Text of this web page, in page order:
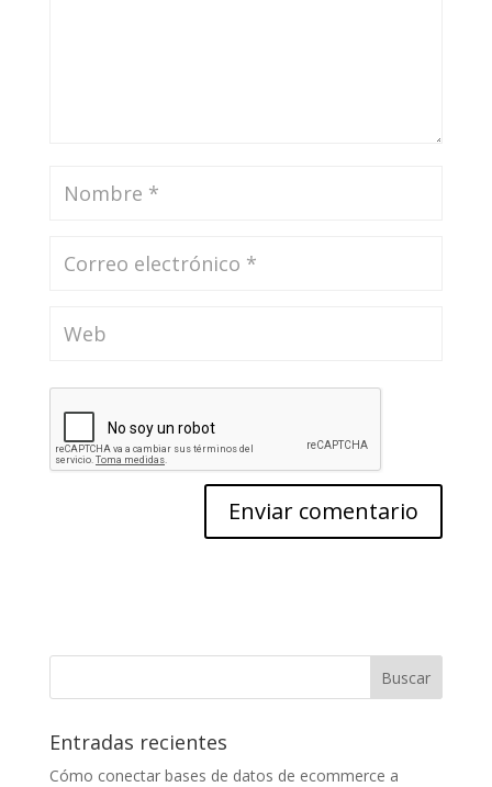
Entradas recientes
Cómo conectar bases de datos de ecommerce a